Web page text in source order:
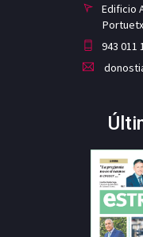
Edificio
943 011